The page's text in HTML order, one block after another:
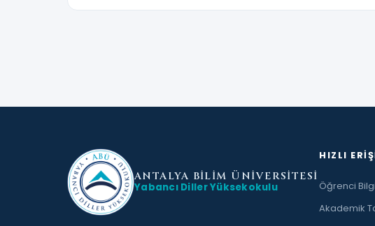
ANTALYA BİLİM ÜNİVERSİTESİ
Yabancı Diller Yüksekokulu
HIZLI
Öğrenci
Akademik